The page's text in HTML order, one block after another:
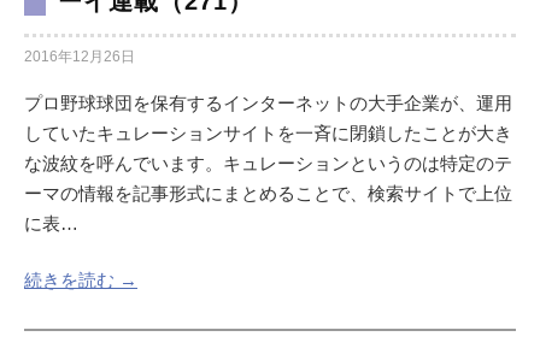
2016年12月26日
プロ野球球団を保有するインターネットの大手企業が、運用
していたキュレーションサイトを一斉に閉鎖したことが大き
な波紋を呼んでいます。キュレーションというのは特定のテ
ーマの情報を記事形式にまとめることで、検索サイトで上位
に表…
続きを読む →